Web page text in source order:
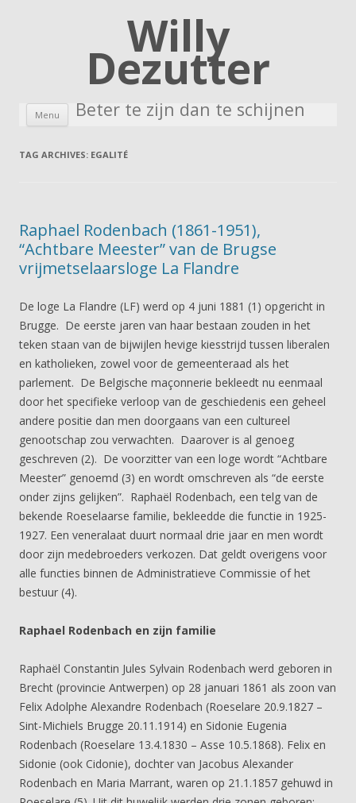
Willy
Dezutter
Beter te zijn dan te schijnen
Menu Skip to content
TAG ARCHIVES: EGALITÉ
Raphael Rodenbach (1861-1951),
“Achtbare Meester” van de Brugse
vrijmetselaarsloge La Flandre
De loge La Flandre (LF) werd op 4 juni 1881 (1) opgericht in
Brugge. De eerste jaren van haar bestaan zouden in het
teken staan van de bijwijlen hevige kiesstrijd tussen liberalen
en katholieken, zowel voor de gemeenteraad als het
parlement. De Belgische maçonnerie bekleedt nu eenmaal
door het specifieke verloop van de geschiedenis een geheel
andere positie dan men doorgaans van een cultureel
genootschap zou verwachten. Daarover is al genoeg
geschreven (2). De voorzitter van een loge wordt “Achtbare
Meester” genoemd (3) en wordt omschreven als “de eerste
onder zijns gelijken”. Raphaël Rodenbach, een telg van de
bekende Roeselaarse familie, bekleedde die functie in 1925-
1927. Een veneralaat duurt normaal drie jaar en men wordt
door zijn medebroeders verkozen. Dat geldt overigens voor
alle functies binnen de Administratieve Commissie of het
bestuur (4).
Raphael Rodenbach en zijn familie
Raphaël Constantin Jules Sylvain Rodenbach werd geboren in
Brecht (provincie Antwerpen) op 28 januari 1861 als zoon van
Felix Adolphe Alexandre Rodenbach (Roeselare 20.9.1827 –
Sint-Michiels Brugge 20.11.1914) en Sidonie Eugenia
Rodenbach (Roeselare 13.4.1830 – Asse 10.5.1868). Felix en
Sidonie (ook Cidonie), dochter van Jacobus Alexander
Rodenbach en Maria Marrant, waren op 21.1.1857 gehuwd in